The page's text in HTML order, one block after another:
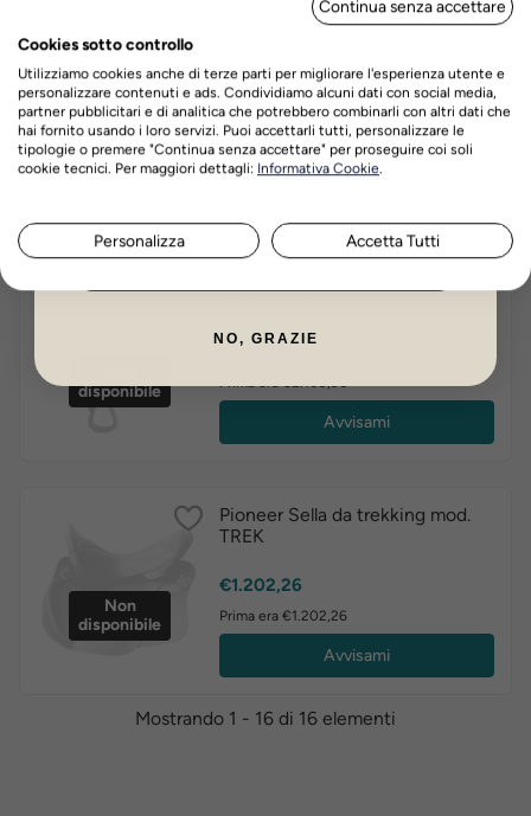
con archetto intercambiabile
Marrone
Prezzo
€736,90
Prima era €736,90
disponibile
Prezzo
€2.109,90
Prima era €2.109,90
Avvisami
Non
disponibile
Pioneer Sella da trekking mod.
TREK
Prezzo
€1.202,26
Prima era €1.202,26
Avvisami
Mostrando 1 - 16 di 16 elementi
Continua senza accettare
Cookies sotto controllo
Utilizziamo cookies anche di terze parti per migliorare l'esperienza utente e
personalizzare contenuti e ads. Condividiamo alcuni dati con social media,
partner pubblicitari e di analitica che potrebbero combinarli con altri dati che
hai fornito usando i loro servizi. Puoi accettarli tutti, personalizzare le
tipologie o premere "Continua senza accettare" per proseguire coi soli
cookie tecnici. Per maggiori dettagli: Informativa Cookie
Personalizza Accetta Tutti
DI SCONTO
Nome Cognome
NO, GRAZIE